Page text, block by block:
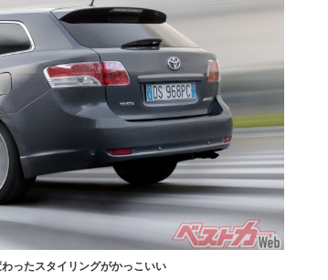
ったスタイリングがかっこいい